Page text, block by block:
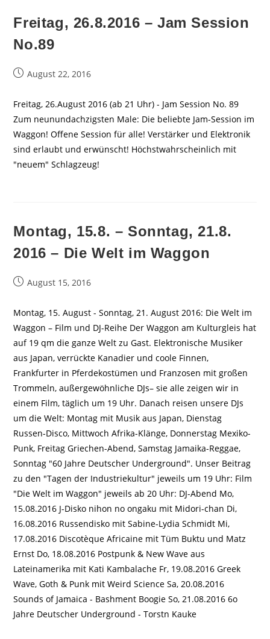
Freitag, 26.8.2016 – Jam Session
No.89
BeitragAugust 22, 2016
Freitag, 26.August 2016 (ab 21 Uhr) - Jam Session No. 89
Zum neunundachzigsten Male: Die beliebte Jam-Session im
Waggon! Offene Session für alle! Verstärker und Elektronik
sind erlaubt und erwünscht! Höchstwahrscheinlich mit
"neuem" Schlagzeug!
Montag, 15.8. – Sonntag, 21.8.
2016 – Die Welt im Waggon
BeitragAugust 15, 2016
Montag, 15. August - Sonntag, 21. August 2016: Die Welt im
Waggon – Film und DJ-Reihe Der Waggon am Kulturgleis hat
auf 19 qm die ganze Welt zu Gast. Elektronische Musiker
aus Japan, verrückte Kanadier und coole Finnen,
Frankfurter in Pferdekostümen und Franzosen mit großen
Trommeln, außergewöhnliche DJs– sie alle zeigen wir in
einem Film, täglich um 19 Uhr. Danach reisen unsere DJs
um die Welt: Montag mit Musik aus Japan, Dienstag
Russen-Disco, Mittwoch Afrika-Klänge, Donnerstag Mexiko-
Punk, Freitag Griechen-Abend, Samstag Jamaika-Reggae,
Sonntag "60 Jahre Deutscher Underground". Unser Beitrag
zu den "Tagen der Industriekultur" jeweils um 19 Uhr: Film
"Die Welt im Waggon" jeweils ab 20 Uhr: DJ-Abend Mo,
15.08.2016 J-Disko nihon no ongaku mit Midori-chan Di,
16.08.2016 Russendisko mit Sabine-Lydia Schmidt Mi,
17.08.2016 Discotèque Africaine mit Tüm Buktu und Matz
Ernst Do, 18.08.2016 Postpunk & New Wave aus
Lateinamerika mit Kati Kambalache Fr, 19.08.2016 Greek
Wave, Goth & Punk mit Weird Science Sa, 20.08.2016
Sounds of Jamaica - Bashment Boogie So, 21.08.2016 6o
Jahre Deutscher Underground - Torstn Kauke